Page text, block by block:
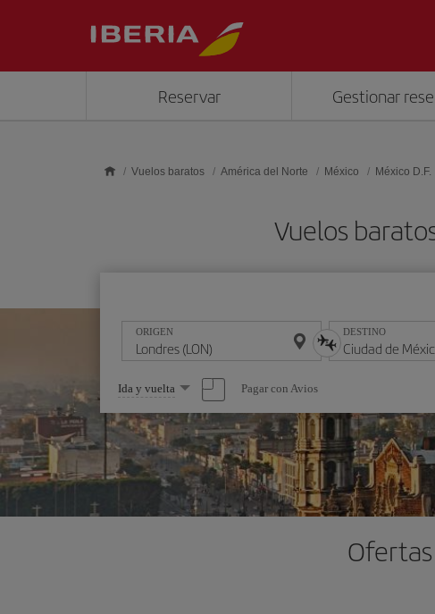
Reservar Gestionar
Vuelos baratos América del Norte México México D.F.
Vuelos
ORIGEN DESTINO
Seleccione
una
opción
Ida y vuelta Pagar con Avios